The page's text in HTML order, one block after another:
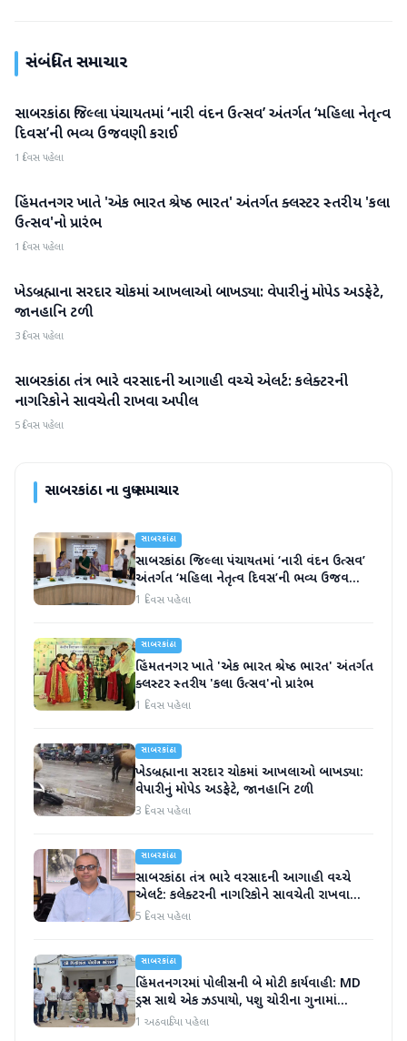
સંબંધિત સમાચાર
સાબરકાંઠા
સાબરકાંઠા જિલ્લા પંચાયતમાં ‘નારી વંદન ઉત્સવ’ અંતર્ગત ‘મહિલા નેતૃત્વ
દિવસ’ની ભવ્ય ઉજવણી કરાઈ
1 દિવસ પહેલા
સાબરકાંઠા
હિંમતનગર ખાતે 'એક ભારત શ્રેષ્ઠ ભારત' અંતર્ગત ક્લસ્ટર સ્તરીય 'કલા
ઉત્સવ'નો પ્રારંભ
1 દિવસ પહેલા
સાબરકાંઠા
ખેડબ્રહ્માના સરદાર ચોકમાં આખલાઓ બાખડ્યા: વેપારીનું મોપેડ અડફેટે,
જાનહાનિ ટળી
3 દિવસ પહેલા
સાબરકાંઠા
સાબરકાંઠા તંત્ર ભારે વરસાદની આગાહી વચ્ચે એલર્ટ: કલેક્ટરની
નાગરિકોને સાવચેતી રાખવા અપીલ
5 દિવસ પહેલા
સાબરકાંઠાના વધુ સમાચાર
સાબરકાંઠા
સાબરકાંઠા જિલ્લા પંચાયતમાં ‘નારી વંદન ઉત્સવ’
અંતર્ગત ‘મહિલા નેતૃત્વ દિવસ’ની ભવ્ય ઉજવણી
કરાઈ
1 દિવસ પહેલા
સાબરકાંઠા
હિંમતનગર ખાતે 'એક ભારત શ્રેષ્ઠ ભારત' અંતર્ગત
ક્લસ્ટર સ્તરીય 'કલા ઉત્સવ'નો પ્રારંભ
1 દિવસ પહેલા
સાબરકાંઠા
ખેડબ્રહ્માના સરદાર ચોકમાં આખલાઓ બાખડ્યા:
વેપારીનું મોપેડ અડફેટે, જાનહાનિ ટળી
3 દિવસ પહેલા
સાબરકાંઠા
સાબરકાંઠા તંત્ર ભારે વરસાદની આગાહી વચ્ચે
એલર્ટ: કલેક્ટરની નાગરિકોને સાવચેતી રાખવા
અપીલ
5 દિવસ પહેલા
સાબરકાંઠા
હિંમતનગરમાં પોલીસની બે મોટી કાર્યવાહી: MD
ડ્રગ્સ સાથે એક ઝડપાયો, પશુ ચોરીના ગુનામાં
આરોપીની ધરપકડ
1 અઠવાડિયા પહેલા